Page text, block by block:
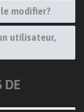
modifier?
utilisateur,
DE